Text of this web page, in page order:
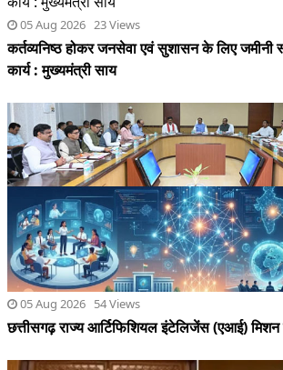
05 Aug 2026 23 Views
कर्तव्यनिष्ठ होकर जनसेवा एवं सुशासन के लिए जमीनी
कार्य : मुख्यमंत्री साय
05 Aug 2026 54 Views
छत्तीसगढ़ राज्य आर्टिफिशियल इंटेलिजेंस (एआई) मिशन